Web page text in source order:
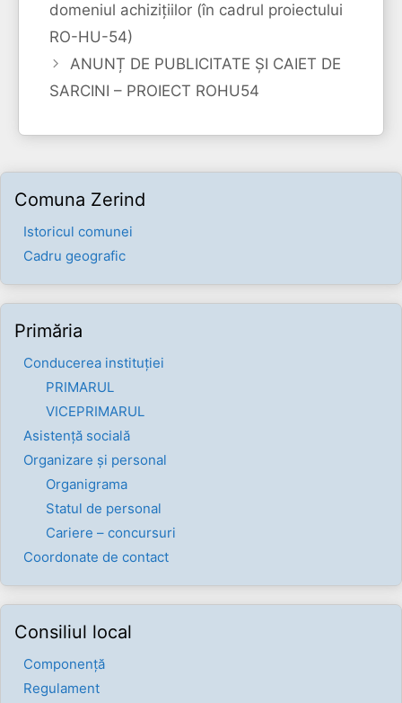
domeniul achizițiilor (în cadrul proiectului
RO-HU-54)
ANUNȚ DE PUBLICITATE ȘI CAIET DE
SARCINI – PROIECT ROHU54
Comuna Zerind
Istoricul comunei
Cadru geografic
Primăria
Conducerea instituției
PRIMARUL
VICEPRIMARUL
Asistență socială
Organizare și personal
Organigrama
Statul de personal
Cariere – concursuri
Coordonate de contact
Consiliul local
Componenţă
Regulament